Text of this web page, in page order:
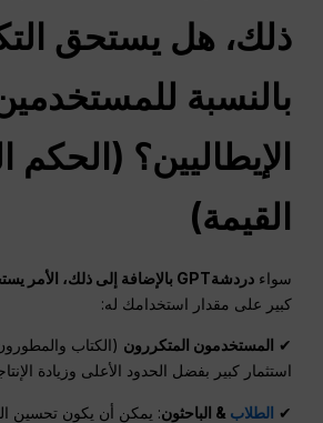
ذلك، هل يستحق
بالنسبة
الإيطاليين؟ (الحكم
القيمة)
سواءدردشةGPT بالإضافة إلى ذلك، الأمر
كبير على مقدار استخدامك له:
✔ المستخدمون المتكررون (الكتاب
استثمار كبير بفضل الحدود الأعلى وزيادة
✔ الطلاب & الباحثون: يمكن أن يكون تحسين